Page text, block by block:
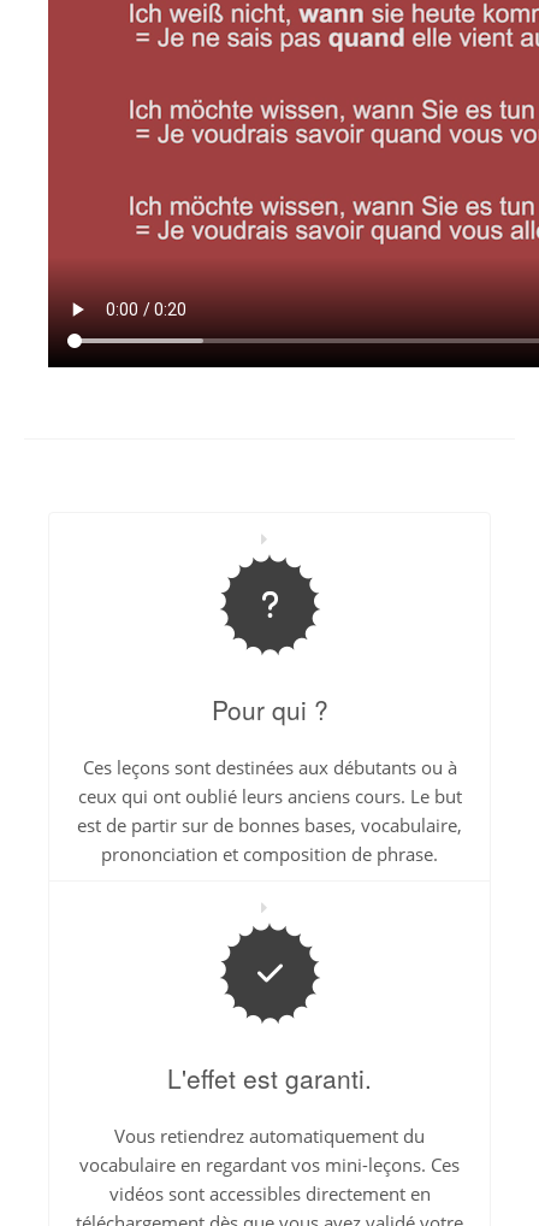
Pour qui ?
Ces leçons sont destinées aux débutants ou à
ceux qui ont oublié leurs anciens cours. Le but
est de partir sur de bonnes bases, vocabulaire,
prononciation et composition de phrase.
L'effet est garanti.
Vous retiendrez automatiquement du
vocabulaire en regardant vos mini-leçons. Ces
vidéos sont accessibles directement en